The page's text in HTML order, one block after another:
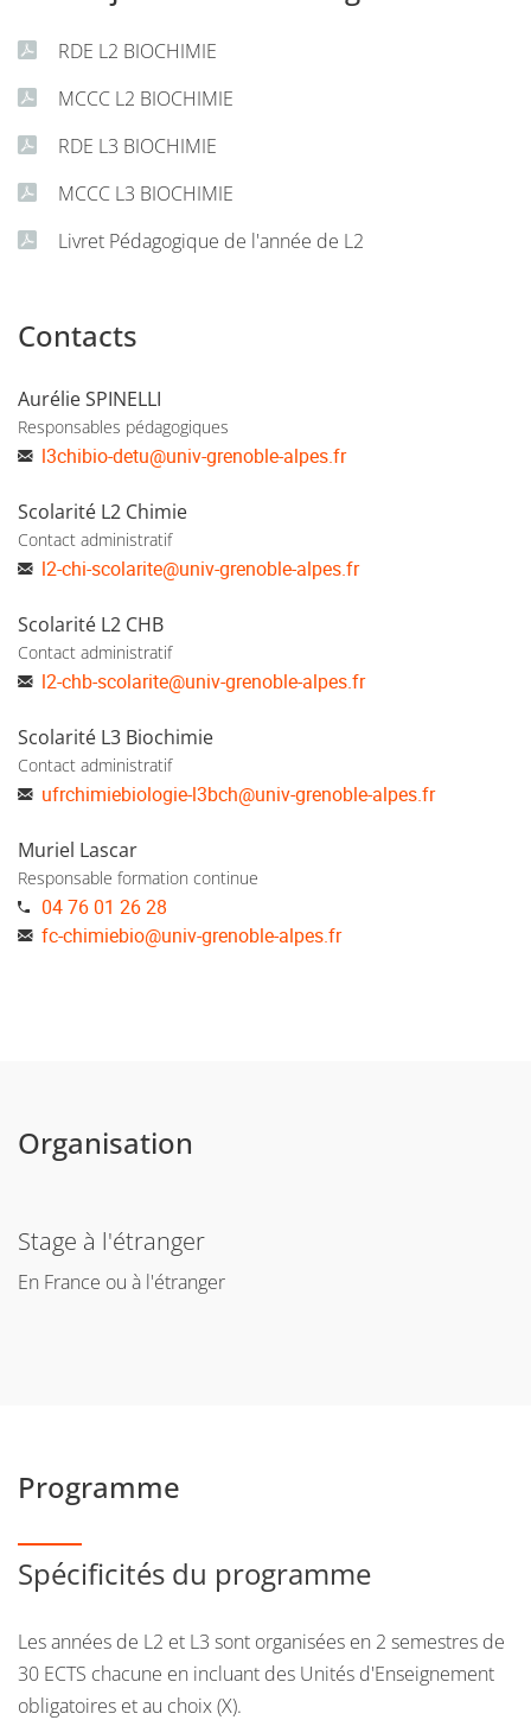
RDE L2 BIOCHIMIE
MCCC L2 BIOCHIMIE
RDE L3 BIOCHIMIE
MCCC L3 BIOCHIMIE
Livret Pédagogique de l'année de L2
Contacts
Aurélie SPINELLI
Responsables pédagogiques
l3chibio-detu@univ-grenoble-alpes.fr
Scolarité L2 Chimie
Contact administratif
l2-chi-scolarite@univ-grenoble-alpes.fr
Scolarité L2 CHB
Contact administratif
l2-chb-scolarite@univ-grenoble-alpes.fr
Scolarité L3 Biochimie
Contact administratif
ufrchimiebiologie-l3bch@univ-grenoble-alpes.fr
Muriel Lascar
Responsable formation continue
04 76 01 26 28
fc-chimiebio@univ-grenoble-alpes.fr
Organisation
Stage à l'étranger
En France ou à l'étranger
Programme
Spécificités du programme
Les années de L2 et L3 sont organisées en 2 semestres de
30 ECTS chacune en incluant des Unités d'Enseignement
obligatoires et au choix (X).